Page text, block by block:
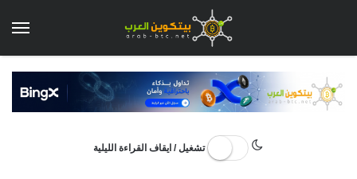
تشغيل / ايقاف القراءة الليلية